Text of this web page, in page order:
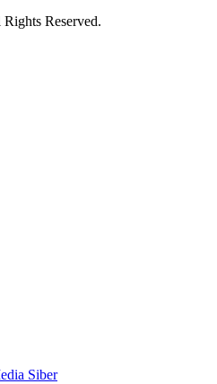
Reserved.
Siber